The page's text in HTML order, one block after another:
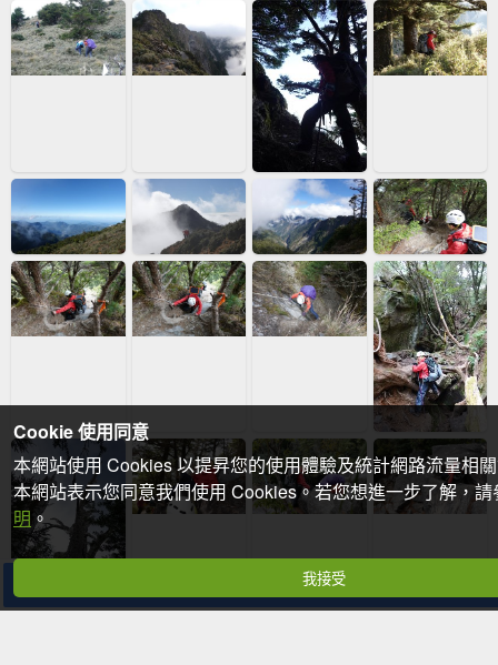
分享
Cookie 使用同意
本網站使用 Cookies 以提昇您的使用體驗及統計網路流量相
本網站表示您同意我們使用 Cookies。若您想進一步了解，
明 。
我接受